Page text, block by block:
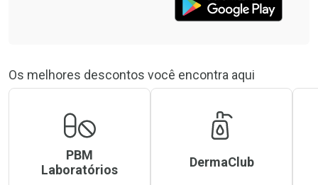
Os melhores descontos você encontra aqui
PBM
Laboratórios
DermaClub